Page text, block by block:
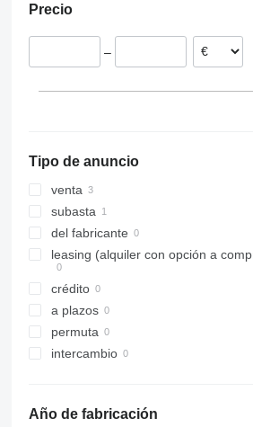
Precio
–
Tipo de anuncio
venta
subasta
del fabricante
leasing (alquiler con opción a
crédito
a plazos
permuta
intercambio
Año de fabricación